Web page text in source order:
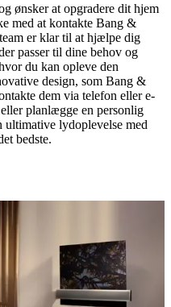
ønsker at opgradere dit hjem
med at kontakte Bang &
er klar til at hjælpe dig
passer til dine behov og
du kan opleve den
design, som Bang &
dem via telefon eller e-
planlægge en personlig
ultimative lydoplevelse med
bedste.